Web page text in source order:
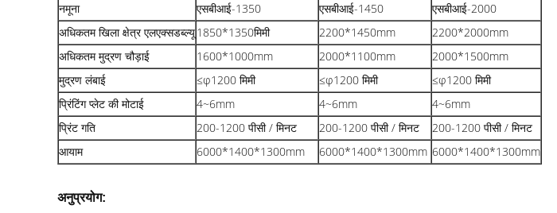
नमूना एसबीआई-1350 एसबीआई-1450
एसबीआई-2000
अधिकतम खिला क्षेत्र एलएक्सडब्ल्यू1850*1350मिमी 2200*1450mm
2200*2000mm
अधिकतम मुद्रण चौड़ाई
1600*1000mm 2000*1100mm
2000*1500mm
मुद्रण लंबाई
≤φ1200 मिमी ≤φ1200 मिमी
≤φ1200 मिमी
प्रिंटिंग प्लेट की मोटाई
4~6mm 4~6mm
4~6mm
प्रिंट गति
200-1200 पीसी / मिनट 200-1200 पीसी / मिनट
200-1200 पीसी / मिनट
आयाम
6000*1400*1300mm 6000*1400*1300mm 6000*1400*1300mm
अनुप्रयोग: